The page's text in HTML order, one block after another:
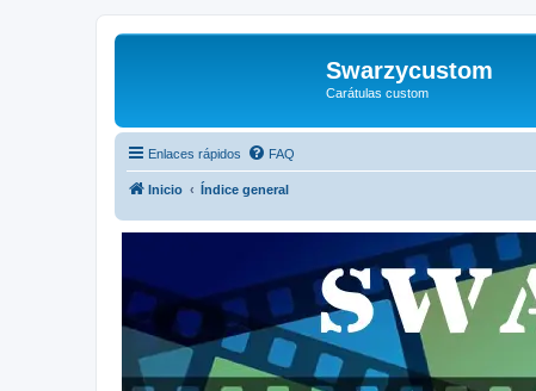
Swarzycustom
Carátulas custom
Enlaces rápidos FAQ
Inicio Índice general